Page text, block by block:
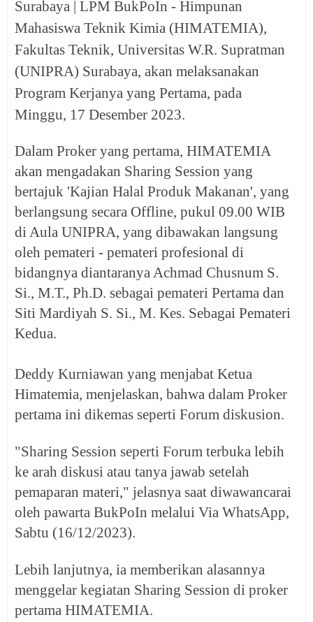
Surabaya | LPM BukPoIn - Himpunan
Mahasiswa Teknik Kimia (HIMATEMIA),
Fakultas Teknik, Universitas W.R. Supratman
(UNIPRA) Surabaya, akan melaksanakan
Program Kerjanya yang Pertama, pada
Minggu, 17 Desember 2023.
Dalam Proker yang pertama, HIMATEMIA
akan mengadakan Sharing Session yang
bertajuk 'Kajian Halal Produk Makanan', yang
berlangsung secara Offline, pukul 09.00 WIB
di Aula UNIPRA, yang dibawakan langsung
oleh pemateri - pemateri profesional di
bidangnya diantaranya Achmad Chusnum S.
Si., M.T., Ph.D. sebagai pemateri Pertama dan
Siti Mardiyah S. Si., M. Kes. Sebagai Pemateri
Kedua.
Deddy Kurniawan yang menjabat Ketua
Himatemia, menjelaskan, bahwa dalam Proker
pertama ini dikemas seperti Forum diskusion.
"Sharing Session seperti Forum terbuka lebih
ke arah diskusi atau tanya jawab setelah
pemaparan materi," jelasnya saat diwawancarai
oleh pawarta BukPoIn melalui Via WhatsApp,
Sabtu (16/12/2023).
Lebih lanjutnya, ia memberikan alasannya
menggelar kegiatan Sharing Session di proker
pertama HIMATEMIA.